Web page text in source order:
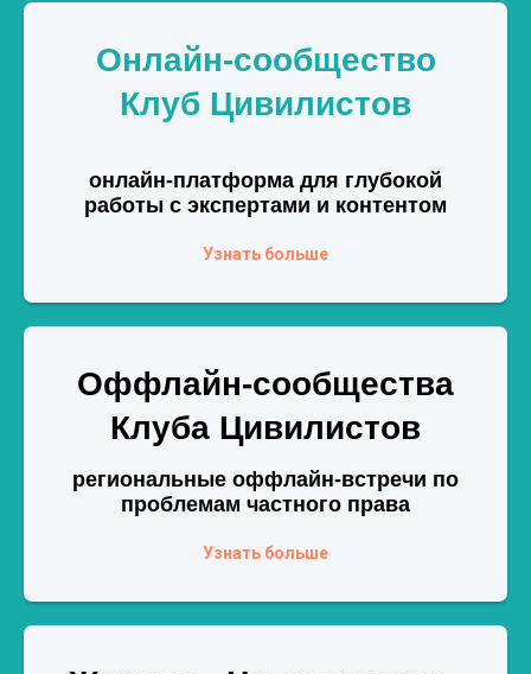
Онлайн-сообщество
Клуб Цивилистов
онлайн-платформа для глубокой
работы с экспертами и контентом
Узнать больше
Оффлайн-сообщества
Клуба Цивилистов
региональные оффлайн-встречи по
проблемам частного права
Узнать больше